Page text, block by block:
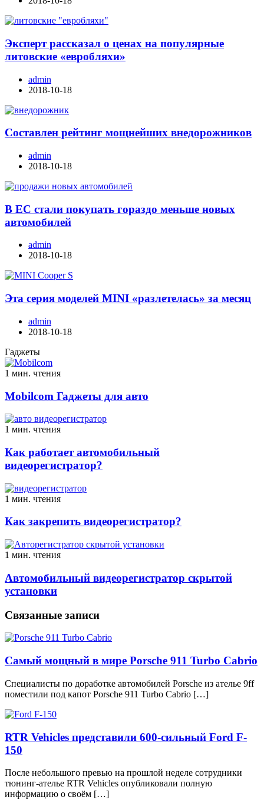
Эксперт рассказал о ценах на популярные
литовские «евробляхи»
admin
2018-10-18
Составлен рейтинг мощнейших внедорожников
admin
2018-10-18
В ЕС стали покупать гораздо меньше новых
автомобилей
admin
2018-10-18
Эта серия моделей MINI «разлетелась» за месяц
admin
2018-10-18
Гаджеты
1 мин. чтения
Mobilcom Гаджеты для авто
1 мин. чтения
Как работает автомобильный
видеорегистратор?
1 мин. чтения
Как закрепить видеорегистратор?
1 мин. чтения
Автомобильный видеорегистратор скрытой
установки
Связанные записи
Самый мощный в мире Porsche 911 Turbo Cabrio
Специалисты по доработке автомобилей Porsche из ателье 9ff
поместили под капот Porsche 911 Turbo Cabrio […]
RTR Vehicles представили 600-сильный Ford F-
150
После небольшого превью на прошлой неделе сотрудники
тюнинг-ателье RTR Vehicles опубликовали полную
информацию о своём […]